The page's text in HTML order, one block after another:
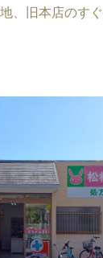
、旧本店のす